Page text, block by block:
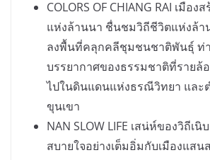
COLORS OF CHIANG RAI เมือ
แห่งล้านนา ชื่นชมวิถีชีวิตแห่งล้า
ลงพื้นที่คลุกคลีชุมชนชาติพันธุ์ ท่
บรรยากาศของธรรมชาติที่ราย
ไปในดินแดนแห่งธรณีวิทยา และ
ขุนเขา
NAN SLOW LIFE เสน่ห์ของวิถีเ
สบายใจอย่างเต็มอิ่มกับเมืองแสน